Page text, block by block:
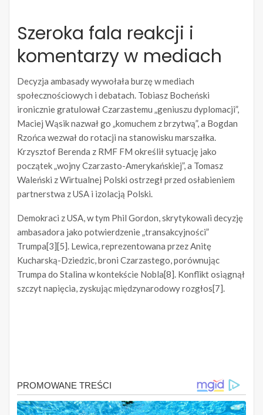
Szeroka fala reakcji i
komentarzy w mediach
Decyzja ambasady wywołała burzę w mediach
społecznościowych i debatach. Tobiasz Bocheński
ironicznie gratulował Czarzastemu „geniuszu dyplomacji”,
Maciej Wąsik nazwał go „komuchem z brzytwą”, a Bogdan
Rzońca wezwał do rotacji na stanowisku marszałka.
Krzysztof Berenda z RMF FM określił sytuację jako
początek „wojny Czarzasto-Amerykańskiej”, a Tomasz
Waleński z Wirtualnej Polski ostrzegł przed osłabieniem
partnerstwa z USA i izolacją Polski.
Demokraci z USA, w tym Phil Gordon, skrytykowali decyzję
ambasadora jako potwierdzenie „transakcyjności”
Trumpa[3][5]. Lewica, reprezentowana przez Anitę
Kucharską-Dziedzic, broni Czarzastego, porównując
Trumpa do Stalina w kontekście Nobla[8]. Konflikt osiągnął
szczyt napięcia, zyskując międzynarodowy rozgłos[7].